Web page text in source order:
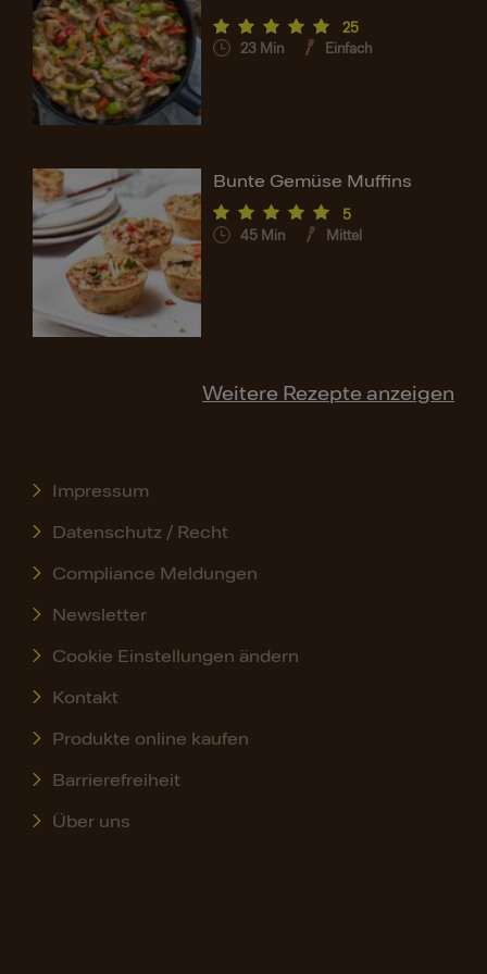
25
23 Min Einfach
Bunte Gemüse Muffins
5
45 Min Mittel
Weitere Rezepte anzeigen
Impressum
Datenschutz / Recht
Compliance Meldungen
Newsletter
Cookie Einstellungen ändern
Kontakt
Produkte online kaufen
Barrierefreiheit
Über uns